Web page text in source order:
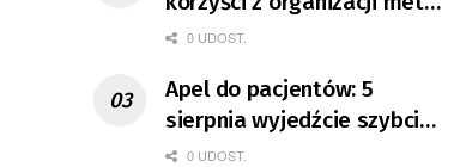
Tour de Pologne
0 UDOST.
Apel do pacjentów: 5
sierpnia wyjedźcie szybciej
z domów
0 UDOST.